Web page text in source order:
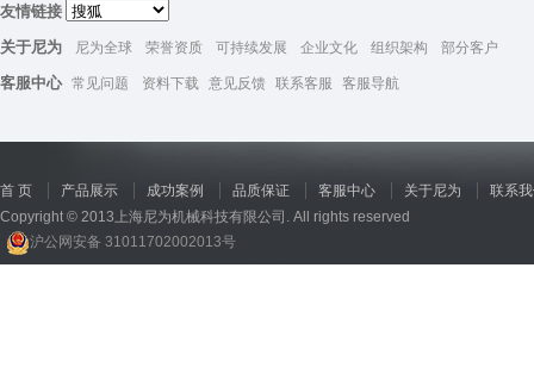
友情链接
关于尼为
尼为全球 荣誉资质 可持续发展 企业文化 组织架构 部分客户
客服中心 常见问题 资料下载 意见反馈 联系客服 客服导航
首 页 产品展示 成功案例 品质保证 客服中心 关于尼为
联系
Copyright © 2013上海尼为机械科技有限公司. All rights reserved
沪公网安备 31011702002013号